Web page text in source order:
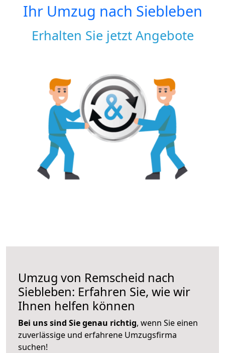
Ihr Umzug nach Siebleben
Erhalten Sie jetzt Angebote
Umzug von Remscheid nach
Siebleben: Erfahren Sie, wie wir
Ihnen helfen können
Bei uns sind Sie genau richtig, wenn Sie einen
zuverlässige und erfahrene Umzugsfirma
suchen!